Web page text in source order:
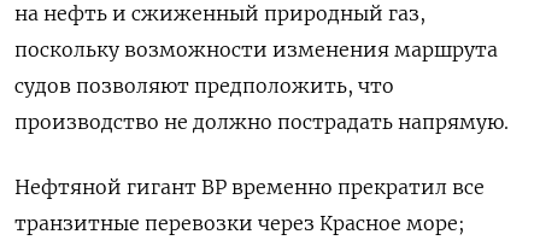
на нефть и сжиженный природный газ,
поскольку возможности изменения маршрута
судов позволяют предположить, что
производство не должно пострадать напрямую.
Нефтяной гигант BP временно прекратил все
транзитные перевозки через Красное море;